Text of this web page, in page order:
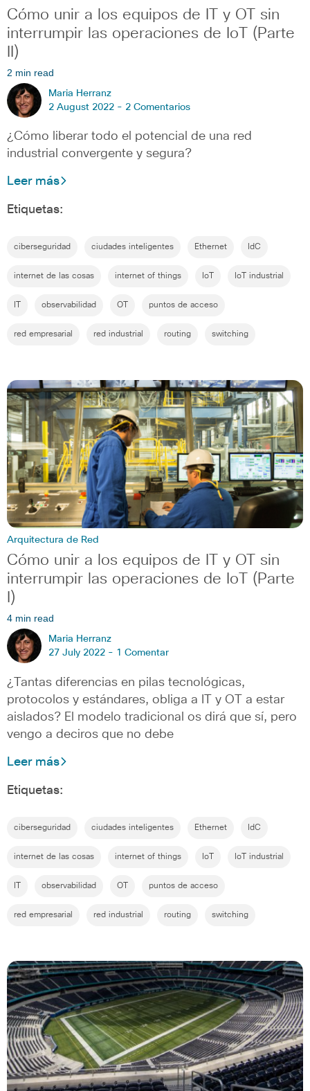
Cómo unir a los equipos de IT y OT sin
interrumpir las operaciones de IoT (Parte
II)
2 min read
Maria Herranz
2 August 2022 - 2 Comentarios
¿Cómo liberar todo el potencial de una red
industrial convergente y segura?
Leer más
Etiquetas:
ciberseguridad ciudades inteligentes Ethernet IdC
internet de las cosas internet of things IoT IoT industrial
observabilidad OT puntos de acceso
red empresarial red industrial routing switching
Arquitectura de Red
Cómo unir a los equipos de IT y OT sin
interrumpir las operaciones de IoT (Parte
I)
4 min read
Maria Herranz
27 July 2022 - 1 Comentar
¿Tantas diferencias en pilas tecnológicas,
protocolos y estándares, obliga a IT y OT a estar
aislados? El modelo tradicional os dirá que sí, pero
vengo a deciros que no debe
Leer más
Etiquetas:
ciberseguridad ciudades inteligentes Ethernet IdC
internet de las cosas internet of things IoT IoT industrial
observabilidad OT puntos de acceso
red empresarial red industrial routing switching